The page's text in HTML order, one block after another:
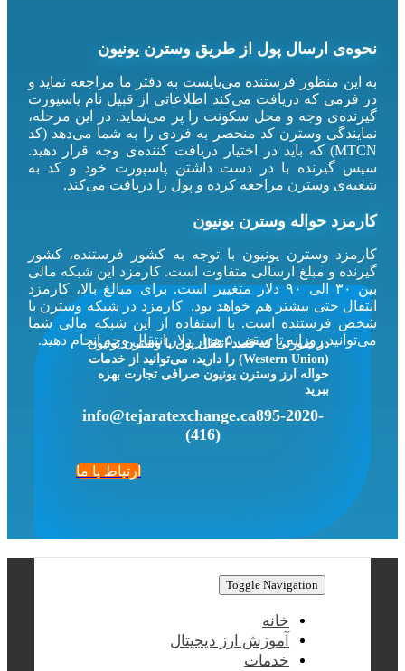
نحوه‌ی ارسال پول از طریق وسترن یونیون
به این منظور فرستنده می‌بایست به دفتر ما مراجعه نماید و
در فرمی که دریافت می‌کند اطلاعاتی از قبیل نام پاسپورت
گیرنده‌ی وجه و محل سکونت را پر می‌نماید. در این مرحله،
نمایندگی وسترن کد منحصر به فردی را به شما می‌دهد (کد
MTCN) که باید در اختیار دریافت کننده‌ی وجه قرار دهید.
سپس گیرنده با در دست داشتن پاسپورت خود و کد به
شعبه‌ی وسترن مراجعه کرده و پول را دریافت می‌کند.
کارمزد حواله وسترن یونیون
کارمزد وسترن یونیون با توجه به کشور فرستنده، کشور
گیرنده و مبلغ ارسالی متفاوت است. کارمزد این شبکه مالی
بین ۳۰ الی ۹۰ دلار متغییر است. برای مبالغ بالا، کارمزد
انتقال حتی بیشتر هم خواهد بود. کارمزد در شبکه وسترن با
شخص فرستنده است. با استفاده از این شبکه مالی شما
می‌توانید روزانه تا سقف ۵ هزار دلار انتقال وجه انجام دهید.
در صورتی که قصد انتقال پول با وسترن یونیون
(Western Union) را دارید، می‌توانید از خدمات
حواله ارز وسترن یونیون صرافی تجارت بهره
ببرید
info@tejaratexchange.ca895-2020-
(416)
ارتباط با ما
Toggle Navigation
خانه
آموزش ارز دیجیتال
خدمات